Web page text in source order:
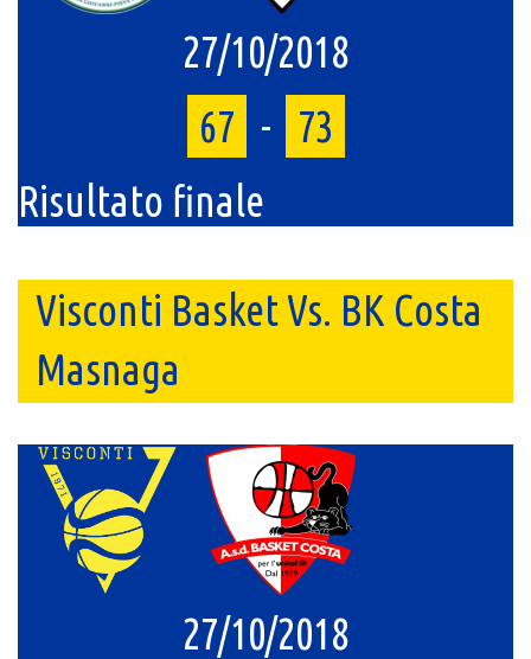
27/10/2018
67 -
73
Risultato finale
Visconti Basket Vs. BK Costa
Masnaga
27/10/2018